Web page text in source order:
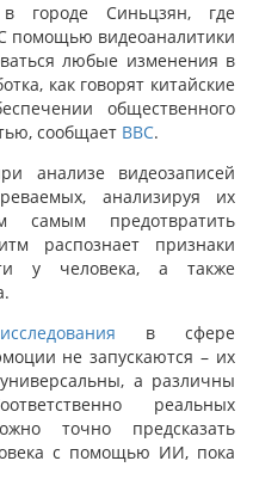
городе Синьцзян, где
помощью видеоаналитики
любые изменения в
как говорят китайские
общественного
сообщает BBC.
анализе видеозаписей
анализируя их
самым предотвратить
распознает признаки
у человека, а также
исследования в сфере
не запускаются – их
а различны
реальных
точно предсказать
с помощью ИИ, пока